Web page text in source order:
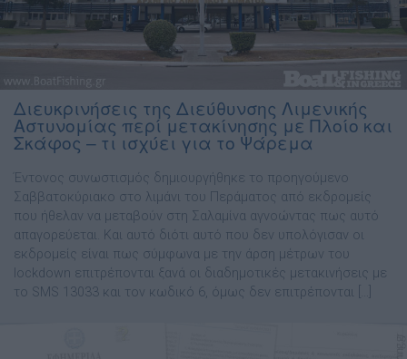
Διευκρινήσεις της Διεύθυνσης Λιμενικής
Αστυνομίας περί μετακίνησης με Πλοίο και
Σκάφος – τι ισχύει για το Ψάρεμα
Έντονος συνωστισμός δημιουργήθηκε το προηγούμενο
Σαββατοκύριακο στο λιμάνι του Περάματος από εκδρομείς
που ήθελαν να μεταβούν στη Σαλαμίνα αγνοώντας πως αυτό
απαγορεύεται. Και αυτό διότι αυτό που δεν υπολόγισαν οι
εκδρομείς είναι πως σύμφωνα με την άρση μέτρων του
lockdown επιτρέπονται ξανά οι διαδημοτικές μετακινήσεις με
το SMS 13033 και τον κωδικό 6, όμως δεν επιτρέπονται […]